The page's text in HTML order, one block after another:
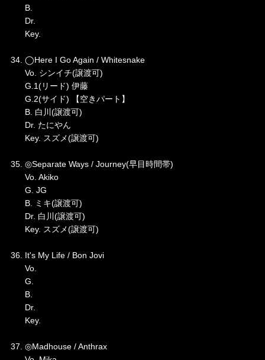
B.
Dr.
Key.
34. ◯Here I Go Again / Whitesnake
Vo. シンイチ(譲渡可)
G.1(リード) 伊藤
G.2(サイド) 【空きパート】
B. 白川(譲渡可)
Dr. たにやん
Key. スズメ(譲渡可)
35. ◎Separate Ways / Journey(早目時間帯)
Vo. Akiko
G. JG
B. ミキ(譲渡可)
Dr. 白川(譲渡可)
Key. スズメ(譲渡可)
36. It's My Life / Bon Jovi
Vo.
G.
B.
Dr.
Key.
37. ◎Madhouse / Anthrax